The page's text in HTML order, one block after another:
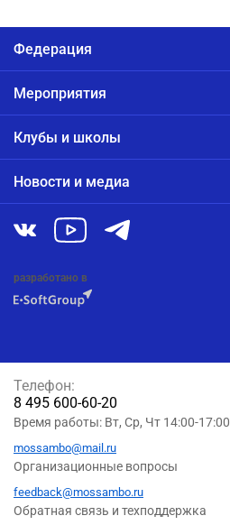
Федерация
Мероприятия
Клубы и школы
Новости и медиа
разработано в
Телефон:
8 495 600-60-20
Время работы: Вт, Ср, Чт 14:00-17:00
mossambo@mail.ru
Организационные вопросы
feedback@mossambo.ru
Обратная связь и техподдержка